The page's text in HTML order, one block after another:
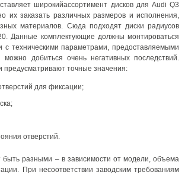
широкийассортимент дисков для Audi Q3
их заказать различных размеров и исполнения,
материалов. Сюда подходят диски радиусов
Данные комплектующие должны монтироваться
с техническими параметрами, предоставляемыми
можно добиться очень негативных последствий.
точные значения:
для фиксации;
отверстий.
быть разными – в зависимости от модели, объема
При несоответствии заводским требованиям